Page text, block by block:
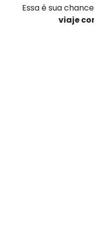
Essa é sua
viaje